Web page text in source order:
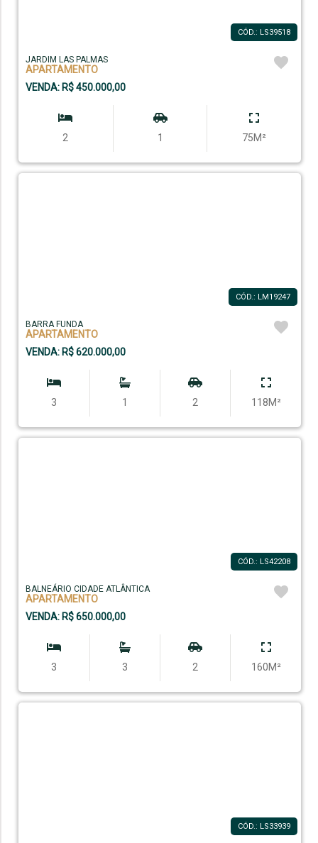
CÓD.: LS39518
JARDIM LAS PALMAS
APARTAMENTO
VENDA: R$ 450.000,00
2 1 75M²
CÓD.: LM19247
BARRA FUNDA
APARTAMENTO
VENDA: R$ 620.000,00
3 1 2 118M²
CÓD.: LS42208
BALNEÁRIO CIDADE ATLÂNTICA
APARTAMENTO
VENDA: R$ 650.000,00
3 3 2 160M²
CÓD.: LS33939